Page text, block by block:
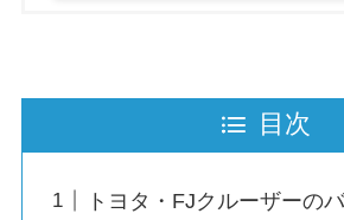
目次
トヨタ・FJクルーザーの